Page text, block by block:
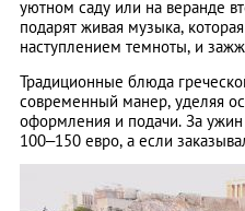
уютном саду или на веранде
подарят живая музыка,
наступлением темноты, и
Традиционные блюда
современный манер, уделяя
оформления и подачи. За ужин
100–150 евро, а если